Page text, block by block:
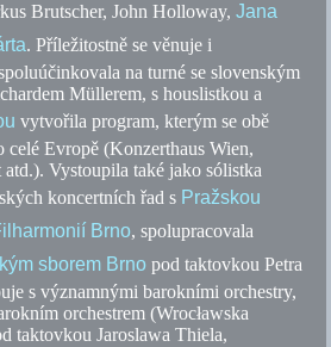
Brutscher, John Holloway,Jana
. Příležitostně se věnuje i
na turné se slovenským
Müllerem, s houslistkou a
vytvořila program, kterým se obě
celé Evropě (Konzerthaus Wien,
atd.). Vystoupila také jako sólistka
koncertních řad s Pražskou
Brno, spolupracovala
sborem Brno pod taktovkou Petra
s významnými barokními orchestry,
orchestrem (Wrocławska
taktovkou Jaroslawa Thiela,